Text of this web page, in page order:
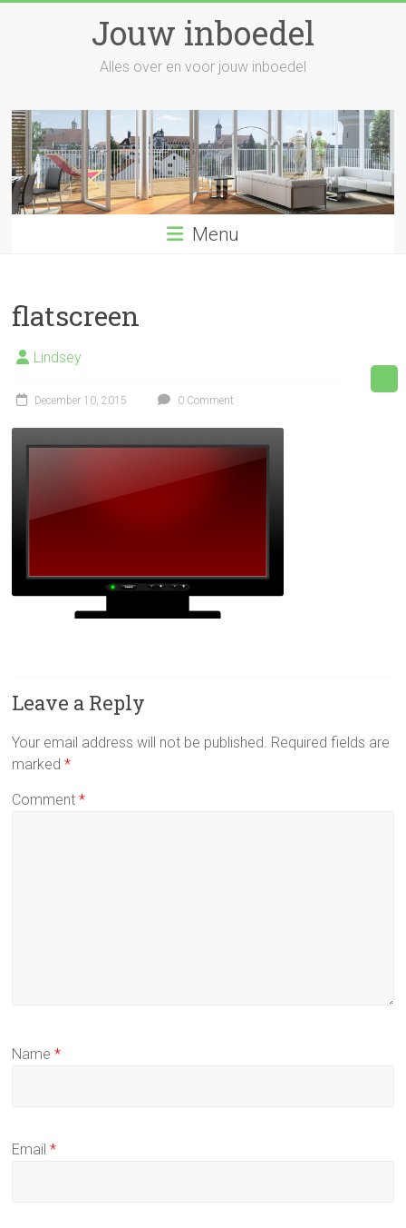
Jouw inboedel
Alles over en voor jouw inboedel
Menu
flatscreen
Lindsey
December 10, 2015 0 Comment
Leave a Reply
Your email address will not be published. Required fields are
marked*
Comment*
Name*
Email*